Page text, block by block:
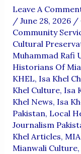
Leave A
/ June 28, 2026 /
Community
Cultural
Muhammad Rafi
Historians Of
KHEL, Isa Khel
Khel Culture, Isa
Khel News, Isa
Pakistan, Local
Journalism
Khel Articles,
Mianwali Culture,